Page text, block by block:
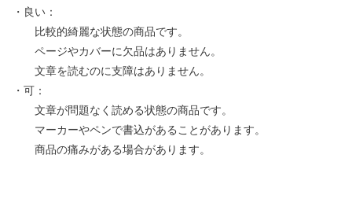
・良い：
比較的綺麗な状態の商品です。
ページやカバーに欠品はありません。
文章を読むのに支障はありません。
・可：
文章が問題なく読める状態の商品です。
マーカーやペンで書込があることがあります。
商品の痛みがある場合があります。